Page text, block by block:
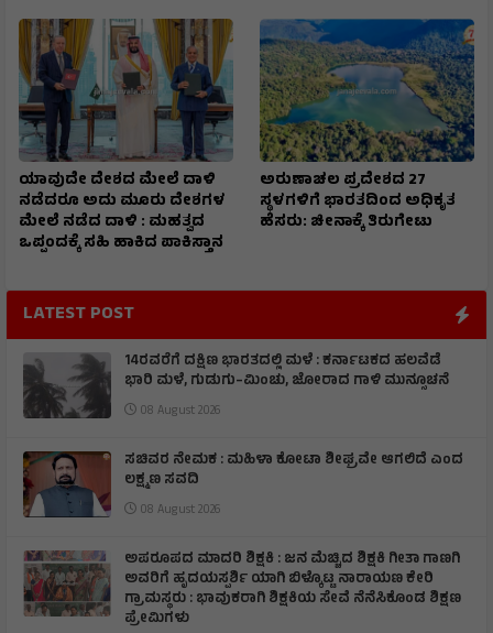
ಯಾವುದೇ ದೇಶದ ಮೇಲೆ ದಾಳಿ
ನಡೆದರೂ ಅದು ಮೂರು ದೇಶಗಳ
ಮೇಲೆ ನಡೆದ ದಾಳಿ : ಮಹತ್ವದ
ಒಪ್ಪಂದಕ್ಕೆ ಸಹಿ ಹಾಕಿದ ಪಾಕಿಸ್ತಾನ
ಅರುಣಾಚಲ ಪ್ರದೇಶದ 27
ಸ್ಥಳಗಳಿಗೆ ಭಾರತದಿಂದ ಅಧಿಕೃತ
ಹೆಸರು: ಚೀನಾಕ್ಕೆ ತಿರುಗೇಟು
LATEST POST
14ರವರೆಗೆ ದಕ್ಷಿಣ ಭಾರತದಲ್ಲಿ ಮಳೆ : ಕರ್ನಾಟಕದ ಹಲವೆಡೆ
ಭಾರಿ ಮಳೆ, ಗುಡುಗು–ಮಿಂಚು, ಜೋರಾದ ಗಾಳಿ ಮುನ್ಸೂಚನೆ
08 August 2026
ಸಚಿವರ ನೇಮಕ : ಮಹಿಳಾ ಕೋಟಾ ಶೀಘ್ರವೇ ಆಗಲಿದೆ ಎಂದ
ಲಕ್ಷ್ಮಣ ಸವದಿ
08 August 2026
ಅಪರೂಪದ ಮಾದರಿ ಶಿಕ್ಷಕಿ : ಜನ ಮೆಚ್ಚಿದ ಶಿಕ್ಷಕಿ ಗೀತಾ ಗಾಣಗಿ
ಅವರಿಗೆ ಹೃದಯಸ್ಪರ್ಶಿ ಯಾಗಿ ಬಿಳ್ಕೊಟ್ಟ ನಾರಾಯಣ ಕೇರಿ
ಗ್ರಾಮಸ್ಥರು : ಭಾವುಕರಾಗಿ ಶಿಕ್ಷಕಿಯ ಸೇವೆ ನೆನೆಸಿಕೊಂಡ ಶಿಕ್ಷಣ
ಪ್ರೇಮಿಗಳು